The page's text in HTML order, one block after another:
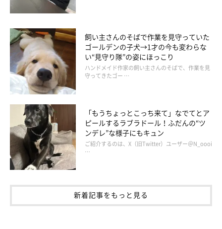
mosh324(@golden_mosh)がシェアした投稿
飼い主さんのそばで作業を見守っていた
ゴールデンの子犬→1才の今も変わらな
い“見守り隊”の姿にほっこり
ハンドメイド作家の飼い主さんのそばで、作業を見
守ってきたゴー …
「もうちょっとこっち来て」なでてとア
ピールするラブラドール！ふだんの“ツ
ンデレ”な様子にもキュン
ご紹介するのは、X（旧Twitter）ユーザー＠N_oooi
…
新着記事をもっと見る